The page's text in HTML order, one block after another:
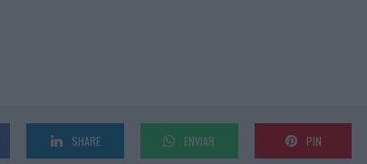
SHARE ENVIAR PIN